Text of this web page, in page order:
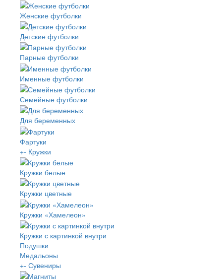
Женские футболки
Детские футболки
Парные футболки
Именные футболки
Семейные футболки
Для беременных
Фартуки
+- Кружки
Кружки белые
Кружки цветные
Кружки «Хамелеон»
Кружки с картинкой внутри
Подушки
Медальоны
+- Сувениры